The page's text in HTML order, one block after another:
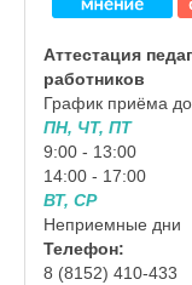
Аттестация
работников
График приёма
ПН, ЧТ, ПТ
9:00 - 13:00
14:00 - 17:00
ВТ, СР
Неприемные дни
Телефон:
8 (8152) 410-433